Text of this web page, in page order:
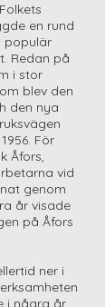
en rund
populär
Redan på
i stor
blev den
den nya
För
Åfors,
vid
genom
år visade
på Åfors
ner i
i några år